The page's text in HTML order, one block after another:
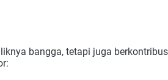
bangga, tetapi juga